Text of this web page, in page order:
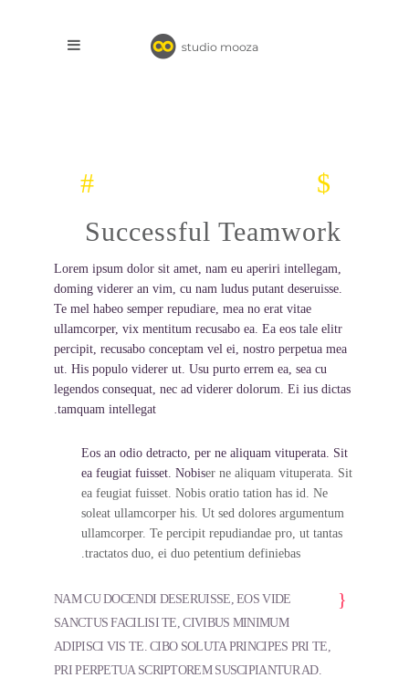
Successful Teamwork
Lorem ipsum dolor sit amet, nam eu aperiri intellegam,
doming viderer an vim, cu nam ludus putant deseruisse.
Te mel habeo semper repudiare, mea no erat vitae
ullamcorper, vix mentitum recusabo ea. Ea eos tale elitr
percipit, recusabo conceptam vel ei, nostro perpetua mea
ut. His populo viderer ut. Usu purto errem ea, sea cu
legendos consequat, nec ad viderer dolorum. Ei ius dictas
tamquam intellegat.
Eos an odio detracto, per ne aliquam vituperata. Sit
ea feugiat fuisset. Nobiser ne aliquam vituperata. Sit
ea feugiat fuisset. Nobis oratio tation has id. Ne
soleat ullamcorper his. Ut sed dolores argumentum
ullamcorper. Te percipit repudiandae pro, ut tantas
tractatos duo, ei duo petentium definiebas.
NAM CU DOCENDI DESERUISSE, EOS VIDE
SANCTUS FACILISI TE, CIVIBUS MINIMUM
ADIPISCI VIS TE. CIBO SOLUTA PRINCIPES PRI TE,
PRI PERPETUA SCRIPTOREM SUSCIPIANTUR AD.